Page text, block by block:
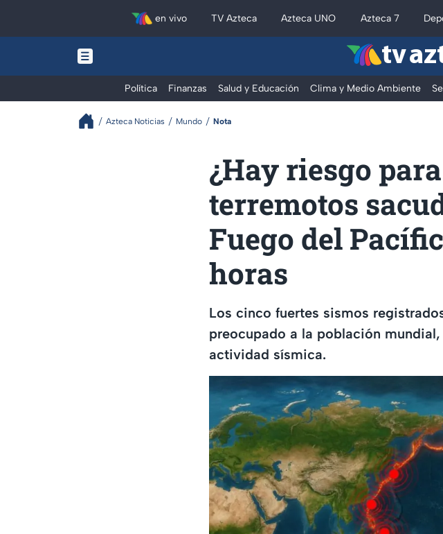
en vivo TV Azteca Azteca UNO Azteca 7
tv
Política Finanzas Salud y Educación Clima y Medio Ambiente
Azteca Noticias Mundo Nota
¿Hay riesgo
terremotos
Fuego del
horas
Los cinco fuertes sismos
preocupado a la población
actividad sísmica.